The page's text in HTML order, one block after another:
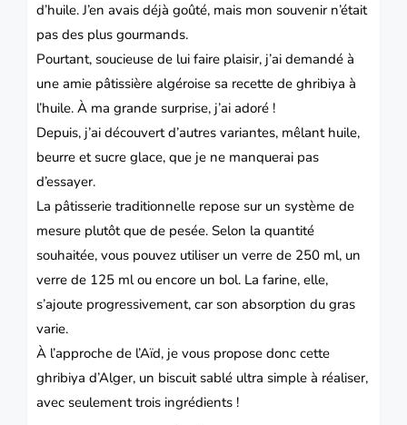
d’huile. J’en avais déjà goûté, mais mon souvenir n’était
pas des plus gourmands.
Pourtant, soucieuse de lui faire plaisir, j’ai demandé à
une amie pâtissière algéroise sa recette de ghribiya à
l’huile. À ma grande surprise, j’ai adoré !
Depuis, j’ai découvert d’autres variantes, mêlant huile,
beurre et sucre glace, que je ne manquerai pas
d’essayer.
La pâtisserie traditionnelle repose sur un système de
mesure plutôt que de pesée. Selon la quantité
souhaitée, vous pouvez utiliser un verre de 250 ml, un
verre de 125 ml ou encore un bol. La farine, elle,
s’ajoute progressivement, car son absorption du gras
varie.
À l’approche de l’Aïd, je vous propose donc cette
ghribiya d’Alger, un biscuit sablé ultra simple à réaliser,
avec seulement trois ingrédients !